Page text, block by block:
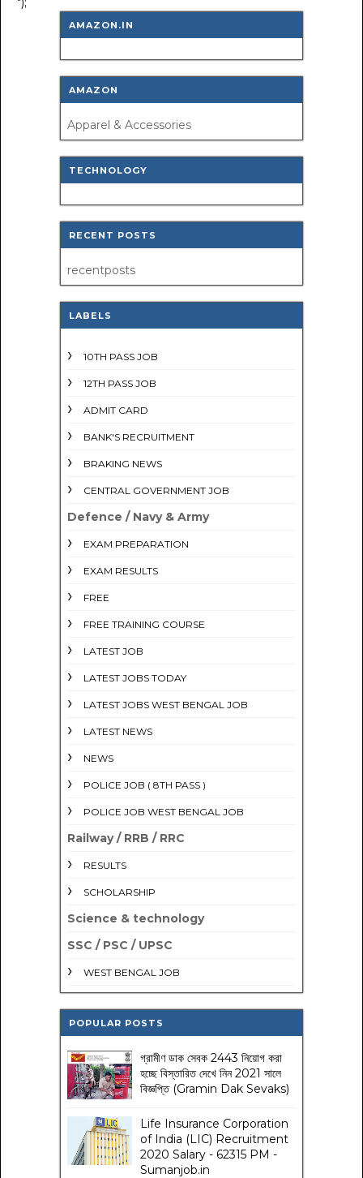
AMAZON.IN
AMAZON
Apparel & Accessories
TECHNOLOGY
RECENT POSTS
recentposts
LABELS
10TH PASS JOB
12TH PASS JOB
ADMIT CARD
BANK'S RECRUITMENT
BRAKING NEWS
CENTRAL GOVERNMENT JOB
Defence / Navy & Army
EXAM PREPARATION
EXAM RESULTS
FREE
FREE TRAINING COURSE
LATEST JOB
LATEST JOBS TODAY
LATEST JOBS WEST BENGAL JOB
LATEST NEWS
NEWS
POLICE JOB ( 8TH PASS )
POLICE JOB WEST BENGAL JOB
Railway / RRB / RRC
RESULTS
SCHOLARSHIP
Science & technology
SSC / PSC / UPSC
WEST BENGAL JOB
POPULAR POSTS
গ্রামীণ ডাক সেবক 2443 নিয়োগ করা
হচ্ছে বিস্তারিত দেখে নিন 2021 সালে
বিজ্ঞপ্তি (Gramin Dak Sevaks)
Life Insurance Corporation
of India (LIC) Recruitment
2020 Salary - 62315 PM -
Sumanjob.in